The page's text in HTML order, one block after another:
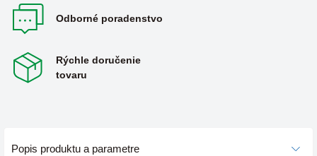
Odborné poradenstvo
Rýchle doručenie
tovaru
Popis produktu a parametre